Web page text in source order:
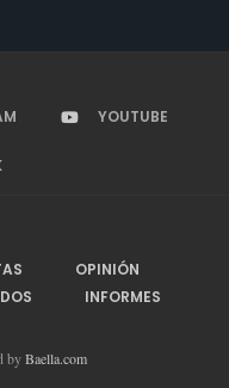
YOUTUBE
OPINIÓN
INFORMES
byBaella.com